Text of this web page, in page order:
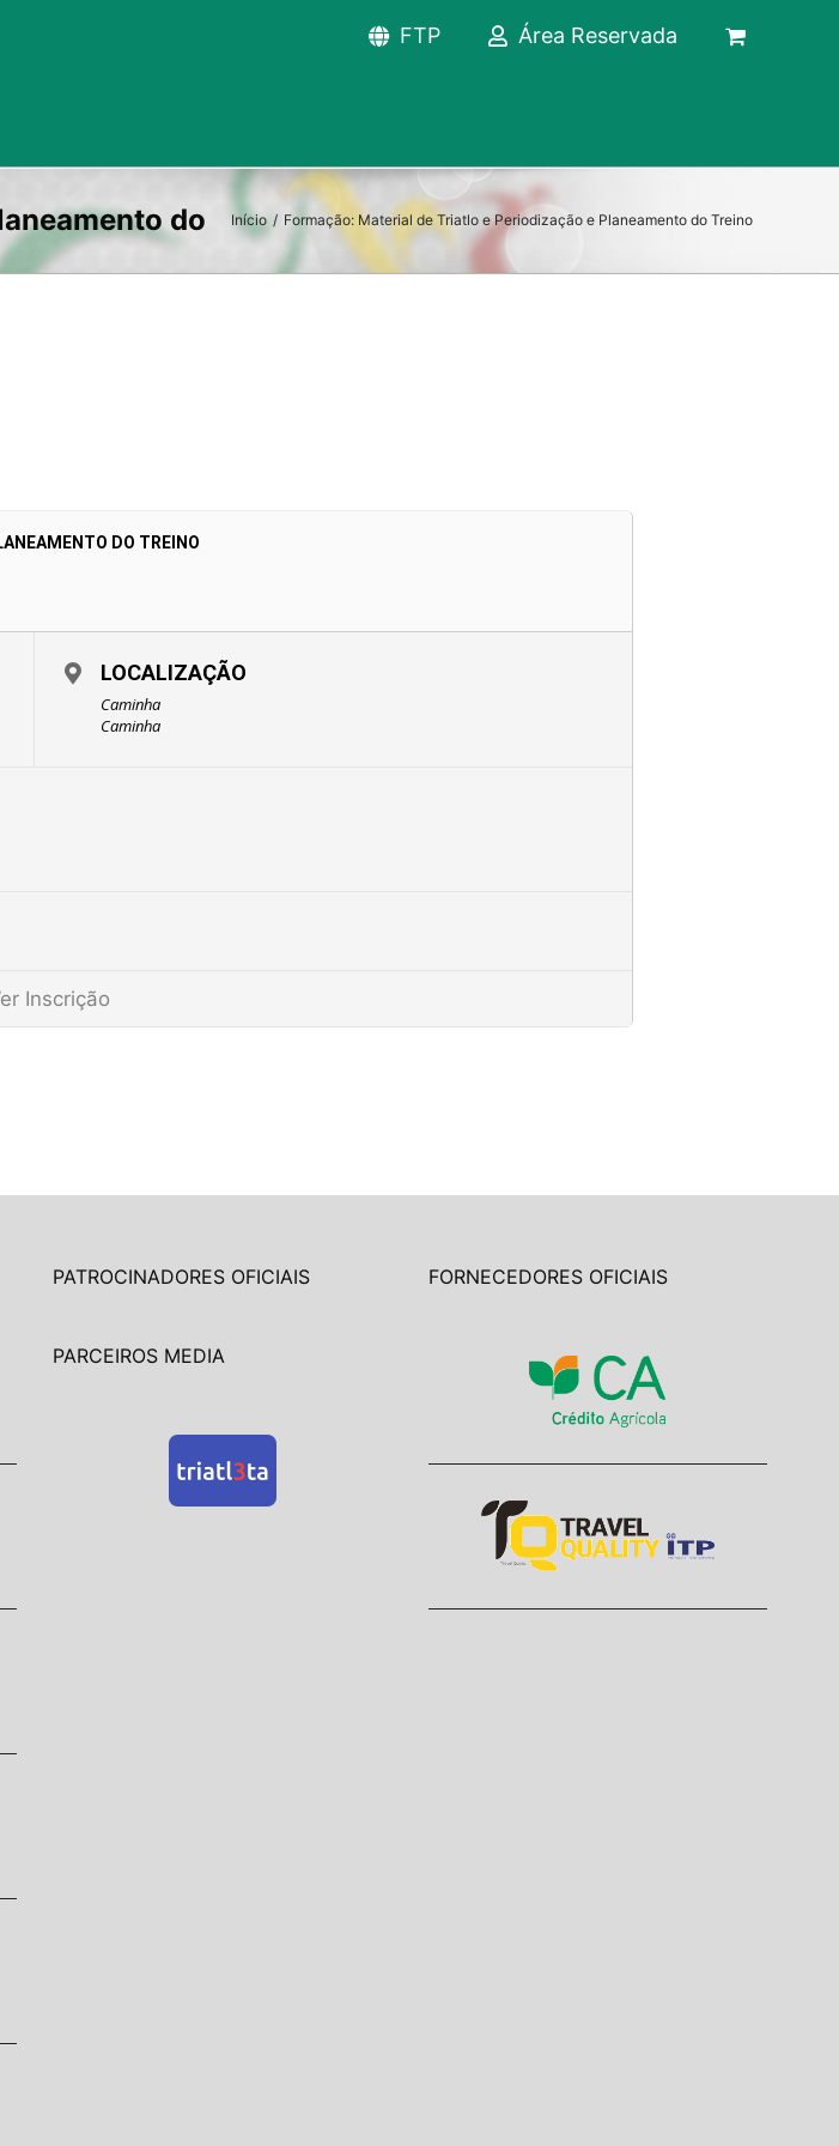
FTP Área Reservada
Início / Formação: Material de Triatlo e Periodização e Planeamento do Treino
DO TREINO
LOCALIZAÇÃO
Caminha
Caminha
Inscrição
PATROCINADORES OFICIAIS
PARCEIROS MEDIA
FORNECEDORES OFICIAIS